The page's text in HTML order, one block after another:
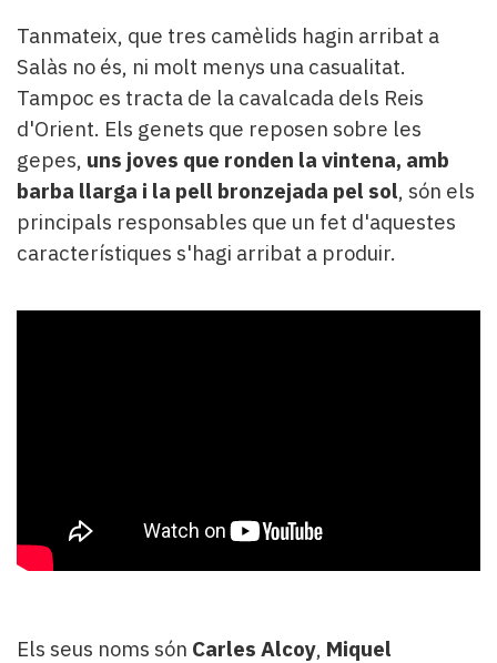
Tanmateix, que tres camèlids hagin arribat a
Salàs no és, ni molt menys una casualitat.
Tampoc es tracta de la cavalcada dels Reis
d'Orient. Els genets que reposen sobre les
gepes, uns joves que ronden la vintena, amb
barba llarga i la pell bronzejada pel sol, són els
principals responsables que un fet d'aquestes
característiques s'hagi arribat a produir.
Els seus noms són Carles Alcoy, Miquel